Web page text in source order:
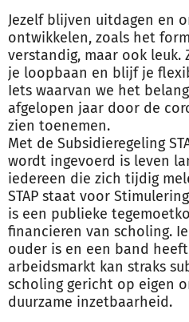
Jezelf blijven uitdagen en
ontwikkelen, zoals het
verstandig, maar ook leuk.
je loopbaan en blijf je
Iets waarvan we het
afgelopen jaar door de
zien toenemen.
Met de Subsidieregeling
wordt ingevoerd is leven
iedereen die zich tijdig
STAP staat voor
is een publieke
financieren van scholing.
ouder is en een band
arbeidsmarkt kan straks
scholing gericht op eigen
duurzame inzetbaarheid.